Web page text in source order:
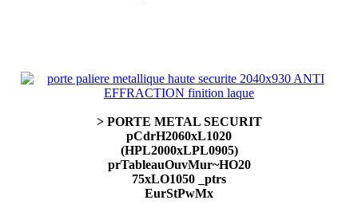
> PORTE METAL SECURIT
pCdrH2060xL1020
(HPL2000xLPL0905)
prTableauOuvMur~HO20
75xLO1050 _ptrs
EurStPwMx